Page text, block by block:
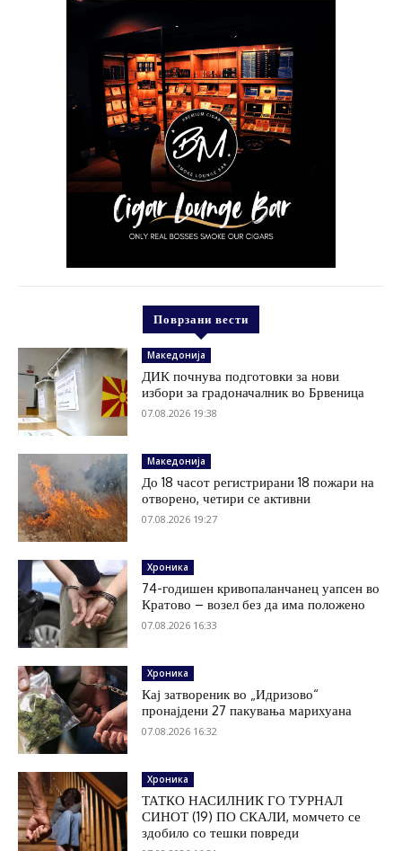
Поврзани вести
Македонија
ДИК почнува подготовки за нови
избори за градоначалник во Брвеница
07.08.2026 19:38
Македонија
До 18 часот регистрирани 18 пожари на
отворено, четири се активни
07.08.2026 19:27
Хроника
74-годишен кривопаланчанец уапсен во
Кратово – возел без да има положено
07.08.2026 16:33
Хроника
Кај затвореник во „Идризово“
пронајдени 27 пакувања марихуана
07.08.2026 16:32
Хроника
ТАТКО НАСИЛНИК ГО ТУРНАЛ
СИНОТ (19) ПО СКАЛИ, момчето се
здобило со тешки повреди